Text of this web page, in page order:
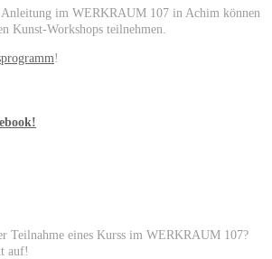
im WERKRAUM 107 in Achim können
Kunst-Workshops teilnehmen.
!
Teilnahme eines Kurss im WERKRAUM 107?
auf!